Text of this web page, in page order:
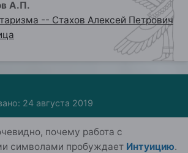
А.П.
-- Стахов Алексей Петрович
24 августа 2019
почему работа с
символами пробуждает Интуицию.